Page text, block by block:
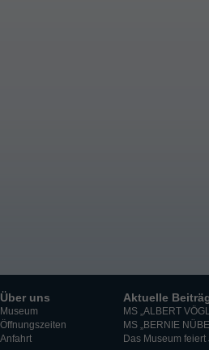
Über uns
Museum
Öffnungszeiten
Anfahrt
Aktuelle
MS „ALBERT
MS „BERNIE
Das Museum feiert